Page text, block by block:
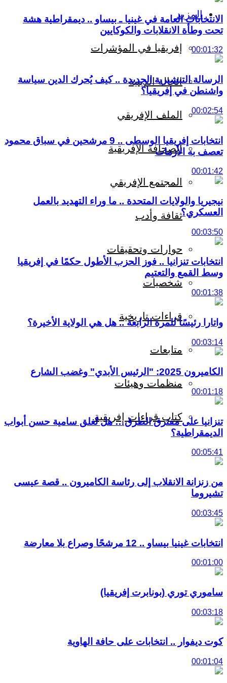
المزيد
إفريقيا في المؤشرات
الحالة الدينية
الملف الإفريقي
الصحافة الإفريقية
المجتمع الإفريقي
ثقافة وأدب
حوارات وتحقيقات
شخصيات
قراءات تاريخية
متابعات
منظمات وهيئات
كتاب قراءات إفريقية
الانتخابات العامة في غينيا ـ بيساو .. ديمقراطية هشة
تحت وطأة الانقلابات والكوكايين
00:01:32
الرسالة التبشيرية الجديدة .. كيف يُحرك الدين سياسة
واشنطن في إفريقيا؟
00:02:54
انتخابات إفريقيا الوسطى .. 9 مرشحين في سباق محمود
تعصف به الأزمات
00:01:42
نيجيريا والولايات المتحدة .. ما وراء التهديد بالعمل
العسكري؟
00:03:50
انتخابات تنزانيا .. فوز الحزب الأطول حكمًا في إفريقيا
وسط القمع والتعتيم
00:01:38
واتارا رئيسًا للمرة الرابعة .. هل هي الولاية الأخيرة؟
00:03:14
الكاميرون 2025: "الرئيس الأبدي" وغضب الشارع
00:01:18
تنزانيا على مفترق الطرق… هل تُغلق سامية حسن أبواب
الديمقراطية؟
00:05:41
من زنزانة الانقلاب إلى رئاسة الكاميرون .. قصة عيسى
تشيروما
00:03:45
انتخابات غينيا بيساو .. 12 مرشحًا وصراع بلا معارضة
00:01:00
ساموري توري (بونابرت إفريقيا)
00:03:18
كوت ديفوار .. انتخابات على حافة الهاوية
00:01:04